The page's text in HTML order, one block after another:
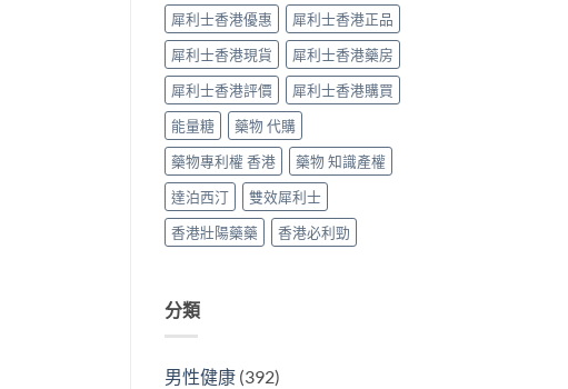
犀利士香港優惠
犀利士香港正品
犀利士香港現貨
犀利士香港藥房
犀利士香港評價
犀利士香港購買
能量糖
藥物 代購
藥物專利權 香港
藥物 知識產權
達泊西汀
雙效犀利士
香港壯陽藥藥
香港必利勁
分類
男性健康(392)